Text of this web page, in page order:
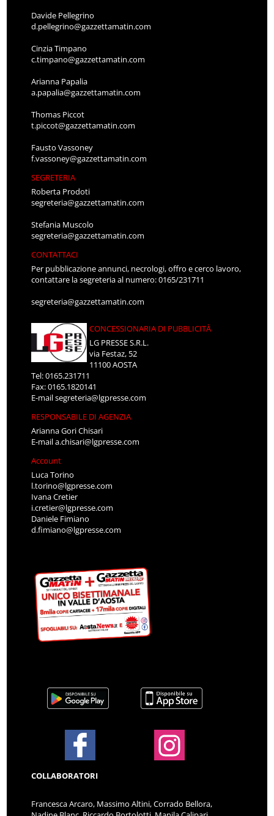
Davide Pellegrino
d.pellegrino@gazzettamatin.com
Cinzia Timpano
c.timpano@gazzettamatin.com
Arianna Papalia
a.papalia@gazzettamatin.com
Thomas Piccot
t.piccot@gazzettamatin.com
Fausto Vassoney
f.vassoney@gazzettamatin.com
SEGRETERIA
Roberta Prodoti
segreteria@gazzettamatin.com
Stefania Muscolo
segreteria@gazzettamatin.com
CONTATTACI
Per pubblicazione annunci, necrologi, offro e cerco lavoro,
contattare la segreteria al numero: 0165/231711
segreteria@gazzettamatin.com
CONCESSIONARIA DI PUBBLICITÀ
LG PRESSE S.R.L.
via Festaz, 52
11100 AOSTA
Tel: 0165.231711
Fax: 0165.1820141
E-mailsegreteria@lgpresse.com
RESPONSABILE DI AGENZIA
Arianna Gori Chisari
E-maila.chisari@lgpresse.com
Account
Luca Torino
l.torino@lgpresse.com
Ivana Cretier
i.cretier@lgpresse.com
Daniele Fimiano
d.fimiano@lgpresse.com
COLLABORATORI
Francesca Arcaro, Massimo Altini, Corrado Bellora,